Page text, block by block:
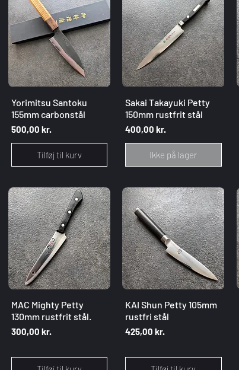
Hurtigvisning
Yorimitsu Santoku
155mm carbonstål
Pris
500,00 kr.
Tilføj til kurv
Hurtigvisning
Sakai Takayuki Petty
150mm rustfrit stål
Pris
400,00 kr.
Ikke på lager
Hurtigvisning
MAC Mighty Petty
130mm rustfrit stål.
Pris
300,00 kr.
Hurtigvisning
KAI Shun Petty 105mm
rustfri stål
Pris
425,00 kr.